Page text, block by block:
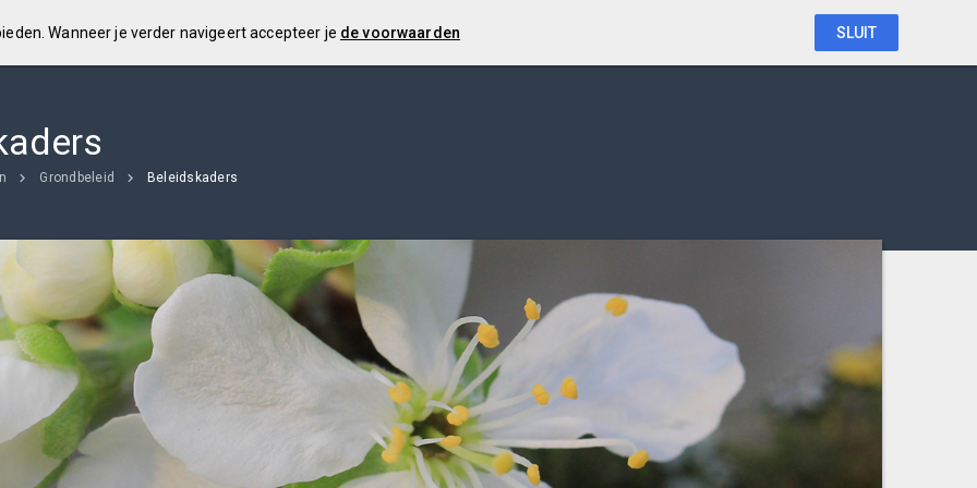
Grondbeleid Beleidskaders
Wanneer je verder navigeert accepteer je de voorwaarden SLUIT